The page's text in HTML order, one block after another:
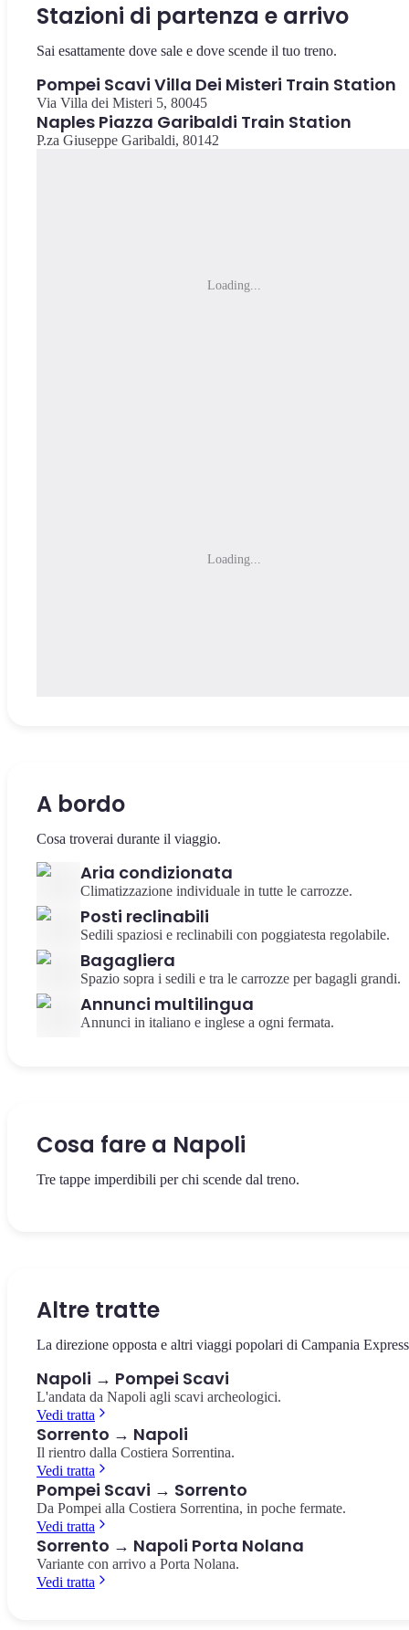
Stazioni di partenza e arrivo
Sai esattamente dove sale e dove scende il tuo treno.
Pompei Scavi Villa Dei Misteri Train Station
Via Villa dei Misteri 5, 80045
Naples Piazza Garibaldi Train Station
P.za Giuseppe Garibaldi, 80142
Loading...
Loading...
A bordo
Cosa troverai durante il viaggio.
Aria condizionata
Climatizzazione individuale in tutte le carrozze.
Posti reclinabili
Sedili spaziosi e reclinabili con poggiatesta regolabile.
Bagagliera
Spazio sopra i sedili e tra le carrozze per bagagli grandi.
Annunci multilingua
Annunci in italiano e inglese a ogni fermata.
Cosa fare a Napoli
Tre tappe imperdibili per chi scende dal treno.
Altre tratte
La direzione opposta e altri viaggi popolari di Campania
Napoli → Pompei Scavi
L'andata da Napoli agli scavi archeologici.
Vedi tratta
Sorrento → Napoli
Il rientro dalla Costiera Sorrentina.
Vedi tratta
Pompei Scavi → Sorrento
Da Pompei alla Costiera Sorrentina, in poche fermate.
Vedi tratta
Sorrento → Napoli Porta Nolana
Variante con arrivo a Porta Nolana.
Vedi tratta